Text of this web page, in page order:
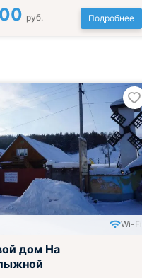
руб. Подробнее
Wi-Fi
дом На